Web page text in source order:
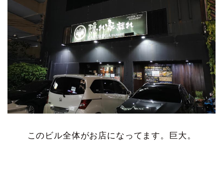
このビル全体がお店になってます。巨大。